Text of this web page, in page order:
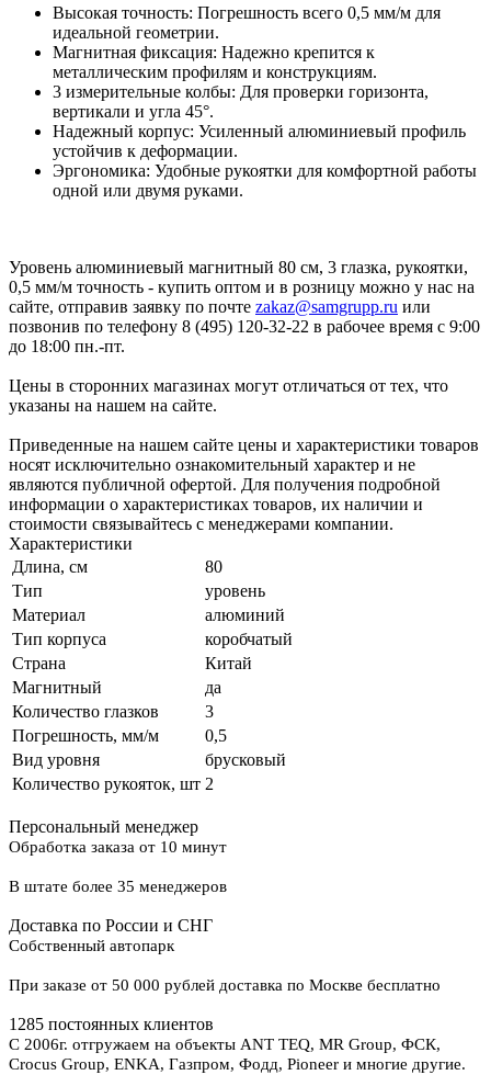
Высокая точность: Погрешность всего 0,5 мм/м для
идеальной геометрии.
Магнитная фиксация: Надежно крепится к
металлическим профилям и конструкциям.
3 измерительные колбы: Для проверки горизонта,
вертикали и угла 45°.
Надежный корпус: Усиленный алюминиевый профиль
устойчив к деформации.
Эргономика: Удобные рукоятки для комфортной работы
одной или двумя руками.
Уровень алюминиевый магнитный 80 см, 3 глазка, рукоятки,
0,5 мм/м точность - купить оптом и в розницу можно у нас на
сайте, отправив заявку по почте zakaz@samgrupp.ru или
позвонив по телефону 8 (495) 120-32-22 в рабочее время с 9:00
до 18:00 пн.-пт.
Цены в сторонних магазинах могут отличаться от тех, что
указаны на нашем на сайте.
Приведенные на нашем сайте цены и характеристики товаров
носят исключительно ознакомительный характер и не
являются публичной офертой. Для получения подробной
информации о характеристиках товаров, их наличии и
стоимости связывайтесь с менеджерами компании.
Характеристики
Длина, см
80
Тип
уровень
Материал
алюминий
Тип корпуса
коробчатый
Страна
Китай
Магнитный
да
Количество глазков
3
Погрешность, мм/м
0,5
Вид уровня
брусковый
Количество рукояток, шт 2
Персональный менеджер
Обработка заказа от 10 минут
В штате более 35 менеджеров
Доставка по России и СНГ
Собственный автопарк
При заказе от 50 000 рублей доставка по Москве бесплатно
1285 постоянных клиентов
С 2006г. отгружаем на объекты ANT TEQ, MR Group, ФСК,
Crocus Group, ENKA, Газпром, Фодд, Pioneer и многие другие.